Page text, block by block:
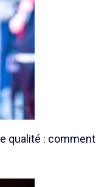
qualité : comment